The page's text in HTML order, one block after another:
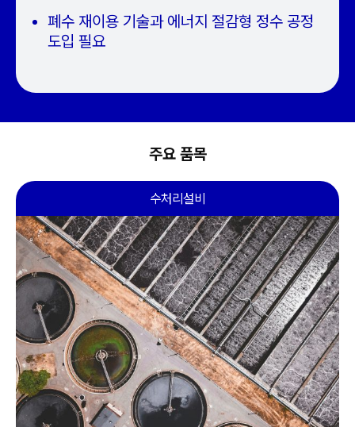
폐수 재이용 기술과 에너지 절감형 정수 공정
도입 필요
주요 품목
수처리설비